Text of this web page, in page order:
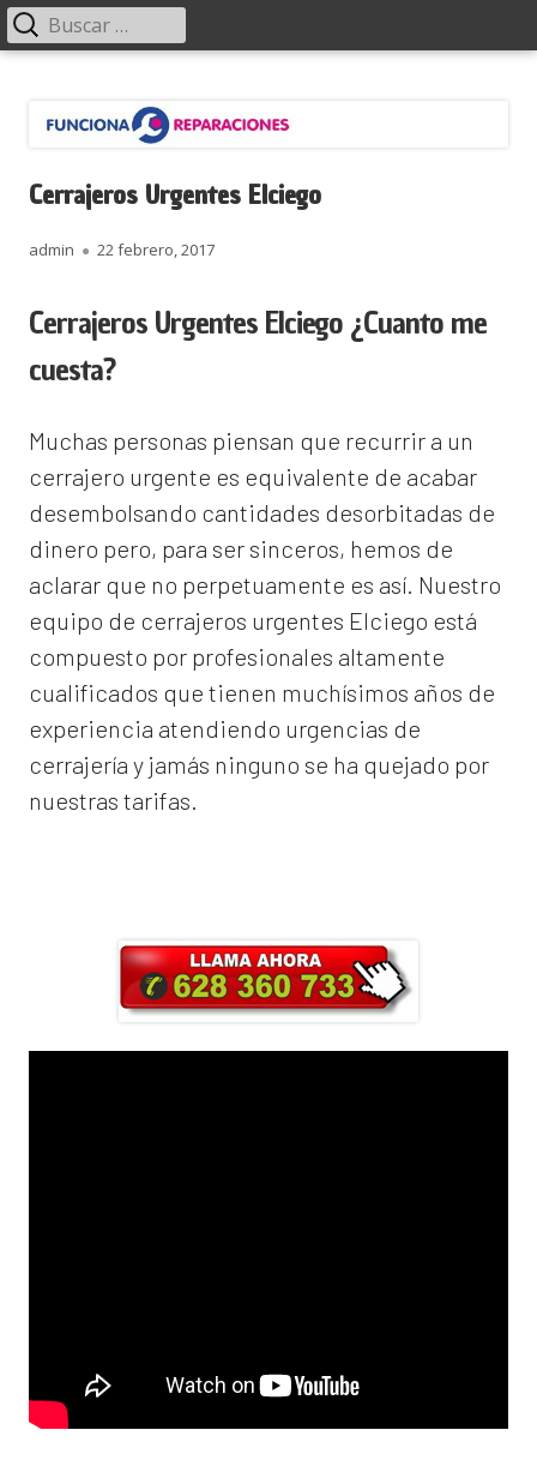
contenido
Menú
principal Buscar:
Cerrajeros Urgentes Elciego
Autor
admin
Publicado
22 febrero, 2017
Cerrajeros Urgentes Elciego ¿Cuanto me
cuesta?
Muchas personas piensan que recurrir a un
cerrajero urgente es equivalente de acabar
desembolsando cantidades desorbitadas de
dinero pero, para ser sinceros, hemos de
aclarar que no perpetuamente es así. Nuestro
equipo de cerrajeros urgentes Elciego está
compuesto por profesionales altamente
cualificados que tienen muchísimos años de
experiencia atendiendo urgencias de
cerrajería y jamás ninguno se ha quejado por
nuestras tarifas.